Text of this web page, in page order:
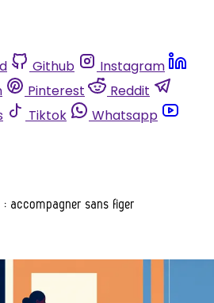
Github
Instagram
Pinterest
Reddit
Tiktok
Whatsapp
: accompagner sans figer